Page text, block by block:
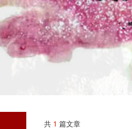
共 1 篇文章